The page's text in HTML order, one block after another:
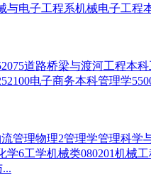
电子工程系机械电子工程
道路桥梁与渡河工程本
电子商务本科管理学
理物理2管理学管理科学
6工学机械类080201机械